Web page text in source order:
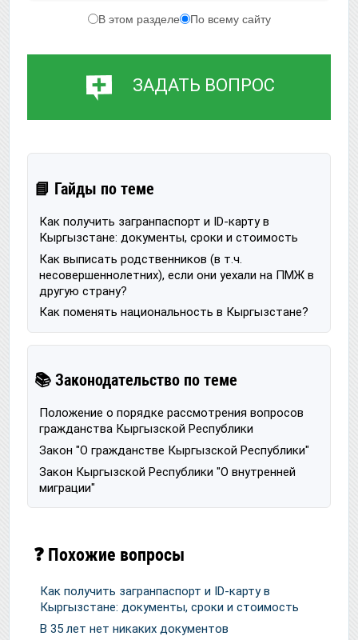
В этом разделе По всему сайту
ЗАДАТЬ ВОПРОС
📘 Гайды по теме
Как получить загранпаспорт и ID-карту в
Кыргызстане: документы, сроки и стоимость
Как выписать родственников (в т.ч.
несовершеннолетних), если они уехали на ПМЖ в
другую страну?
Как поменять национальность в Кыргызстане?
📚 Законодательство по теме
Положение о порядке рассмотрения вопросов
гражданства Кыргызской Республики
Закон "О гражданстве Кыргызской Республики"
Закон Кыргызской Республики "О внутренней
миграции"
❓ Похожие вопросы
Как получить загранпаспорт и ID-карту в
Кыргызстане: документы, сроки и стоимость
В 35 лет нет никаких документов